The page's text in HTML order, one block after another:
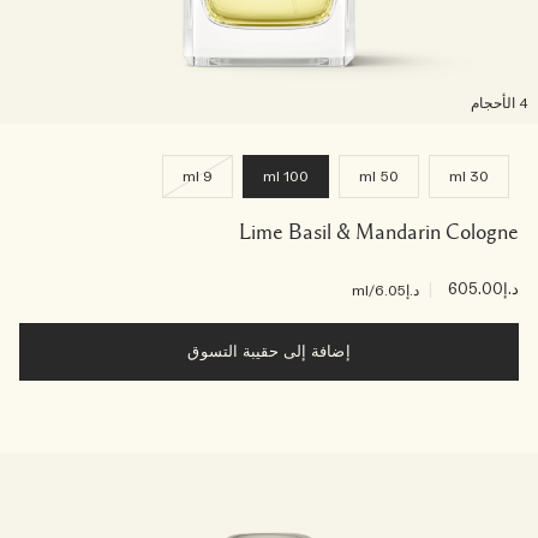
30 ml
50 ml
100 ml
Lime Basil & Mandarin Cologne
د.إ605.00 د.إ6.05 /ml
إضافة إلى حقيبة التسوق